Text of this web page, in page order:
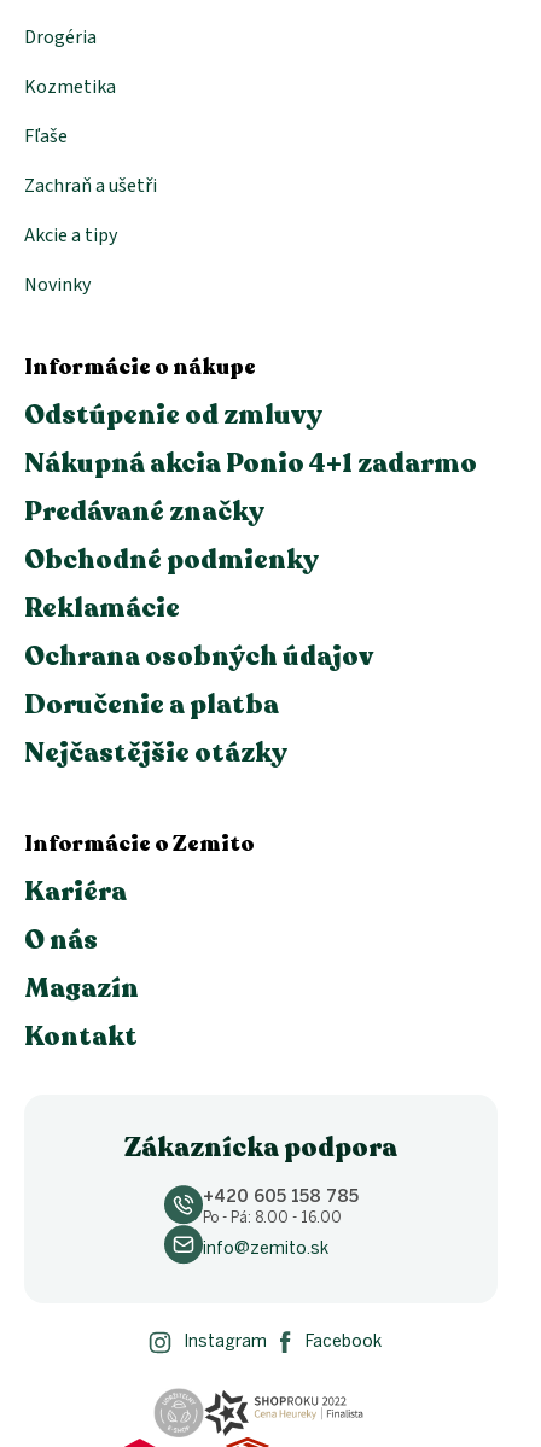
Drogéria
Kozmetika
Fľaše
Zachraň a ušetři
Akcie a tipy
Novinky
Informácie o nákupe
Odstúpenie od zmluvy
Nákupná akcia Ponio 4+1 zadarmo
Predávané značky
Obchodné podmienky
Reklamácie
Ochrana osobných údajov
Doručenie a platba
Nejčastějšie otázky
Informácie o Zemito
Kariéra
O nás
Magazín
Kontakt
Zákaznícka podpora
+420 605 158 785
Po - Pá: 8.00 - 16.00
info@zemito.sk
Instagram Facebook